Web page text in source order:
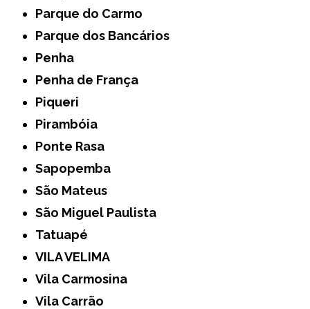
Parque do Carmo
Parque dos Bancários
Penha
Penha de França
Piqueri
Pirambóia
Ponte Rasa
Sapopemba
São Mateus
São Miguel Paulista
Tatuapé
VILA VELIMA
Vila Carmosina
Vila Carrão